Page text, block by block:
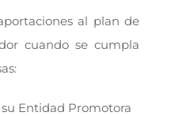
al plan de
cuando se cumpla
Entidad Promotora